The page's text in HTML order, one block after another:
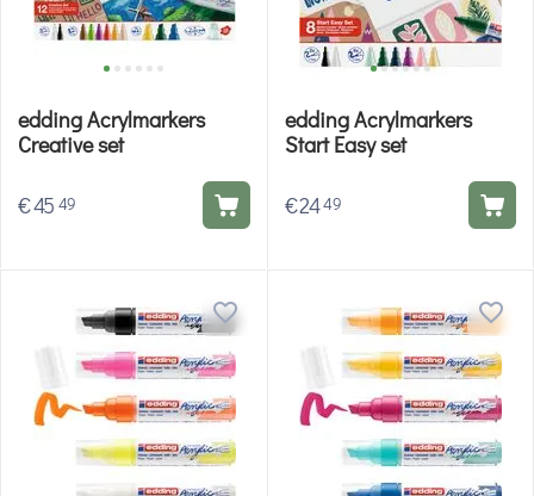
edding Acrylmarkers
Creative set
€45 49
edding Acrylmarkers
Start Easy set
€2449